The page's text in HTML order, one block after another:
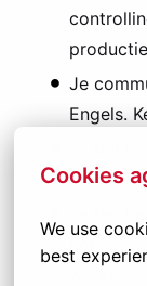
Cookies
We use
best
Je
Engels.
Je bent
tussen
hands-
werkt.